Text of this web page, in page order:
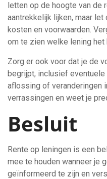
letten op de hoogte van de
aantrekkelijk lijken, maar
kosten en voorwaarden.
om te zien welke lening
Zorg er ook voor dat je de
begrijpt, inclusief
aflossing of veranderingen
verrassingen en weet je
Besluit
Rente op leningen is een
mee te houden wanneer je
geïnformeerd te zijn en